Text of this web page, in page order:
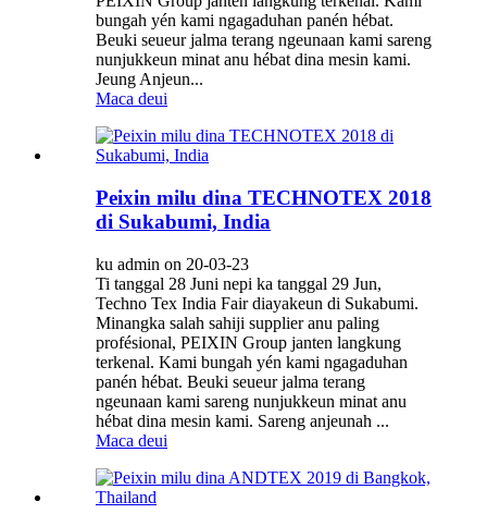
bungah yén kami ngagaduhan panén hébat.
Beuki seueur jalma terang ngeunaan kami sareng
nunjukkeun minat anu hébat dina mesin kami.
Jeung Anjeun...
Maca deui
Peixin milu dina TECHNOTEX 2018
di Sukabumi, India
ku admin on 20-03-23
Ti tanggal 28 Juni nepi ka tanggal 29 Jun,
Techno Tex India Fair diayakeun di Sukabumi.
Minangka salah sahiji supplier anu paling
profésional, PEIXIN Group janten langkung
terkenal. Kami bungah yén kami ngagaduhan
panén hébat. Beuki seueur jalma terang
ngeunaan kami sareng nunjukkeun minat anu
hébat dina mesin kami. Sareng anjeunah ...
Maca deui